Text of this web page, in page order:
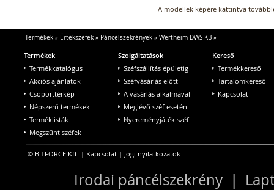
A modellek képére kattintva
Termékek» Értékszéfek» Páncélszekrények» Wertheim DWS KB»
Termékek
Termékkatalógus
Akciós ajánlatok
Csoporttérkép
Népszerű termékek
Terméklisták
Megszűnt széfek
Szolgáltatások
Széfszállítás épületig
Széfvásárlás előtt
A vásárlás alkalmával
Meglévő széf esetén
Nyereményjáték széf
Kereső
Termékkereső
Tartalomkereső
Kapcsolat
© BITFORCE Kft. | Kapcsolat | Jogi nyilatkozatok
Irodai páncélszekrény |